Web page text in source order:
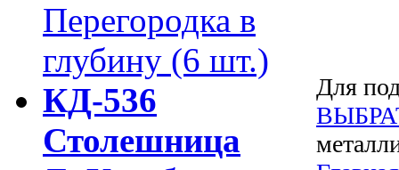
Перегородка в
глубину (6 шт.)
КД-536
Столешница
Для